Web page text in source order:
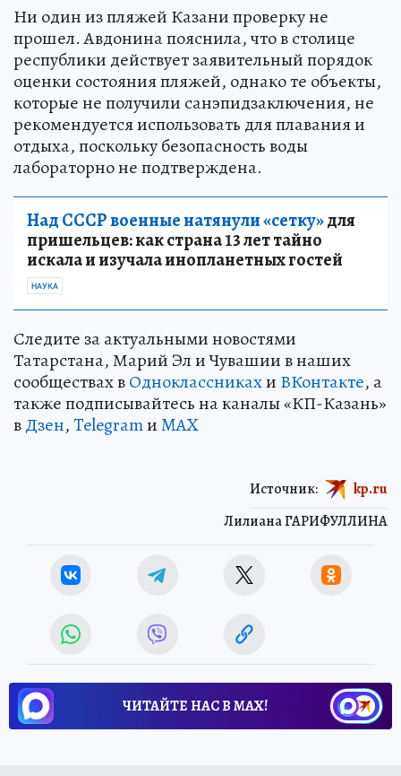
Ни один из пляжей Казани проверку не
прошел. Авдонина пояснила, что в столице
республики действует заявительный порядок
оценки состояния пляжей, однако те объекты,
которые не получили санэпидзаключения, не
рекомендуется использовать для плавания и
отдыха, поскольку безопасность воды
лабораторно не подтверждена.
Над СССР военные натянули «сетку»для
пришельцев: как страна 13 лет тайно
искала и изучала инопланетных гостей
НАУКА
Следите за актуальными новостями
Татарстана, Марий Эл и Чувашии в наших
сообществах вОдноклассникахи ВКонтакте, а
также подписывайтесь на каналы «КП-Казань»
вДзен,TelegramиMAX
Лилиана ГАРИФУЛЛИНА
Источник: kp.ru
ЧИТАЙТЕ НАС В МАХ!